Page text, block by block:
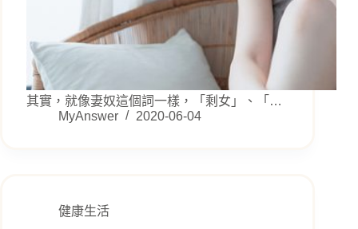
其實，就像妻奴這個詞一樣，「剩女」、「…
MyAnswer
2020-06-04
健康生活